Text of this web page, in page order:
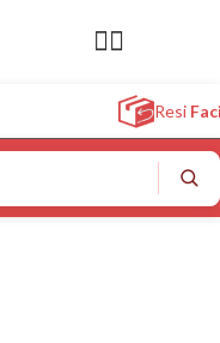
Resi